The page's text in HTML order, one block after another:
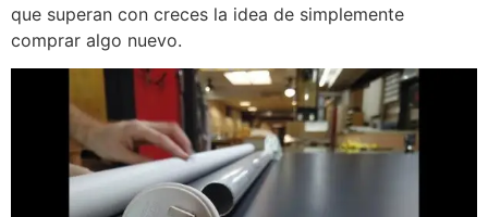
que superan con creces la idea de simplemente
comprar algo nuevo.